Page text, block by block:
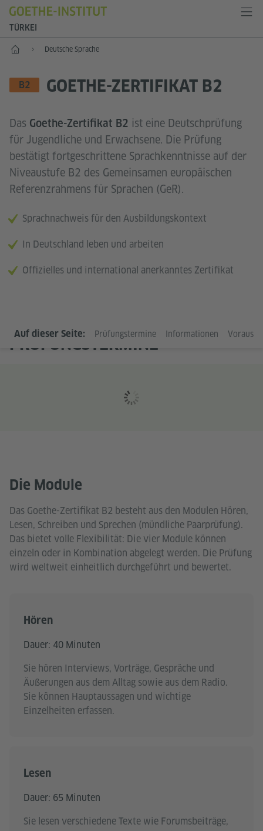
TÜRKEI
Start Deutsche Sprache
SPRACHNIVEAU
B2 GOETHE-ZERTIFIKAT B2
Das Goethe-Zertifikat B2 ist eine Deutschprüfung
für Jugendliche und Erwachsene. Die Prüfung
bestätigt fortgeschrittene Sprachkenntnisse auf der
Niveaustufe B2 des Gemeinsamen europäischen
Referenzrahmens für Sprachen (GeR).
Sprachnachweis für den Ausbildungskontext
In Deutschland leben und arbeiten
Offizielles und international anerkanntes Zertifikat
Auf dieser Seite: Prüfungstermine Informationen
PRÜFUNGSTERMINE
Die Module
Das Goethe-Zertifikat B2 besteht aus den Modulen Hören,
Lesen, Schreiben und Sprechen (mündliche Paarprüfung).
Das bietet volle Flexibilität: Die vier Module können
einzeln oder in Kombination abgelegt werden. Die Prüfung
wird weltweit einheitlich durchgeführt und bewertet.
Hören
Dauer: 40 Minuten
Sie hören Interviews, Vorträge, Gespräche und
Äußerungen aus dem Alltag sowie aus dem Radio.
Sie können Hauptaussagen und wichtige
Einzelheiten erfassen.
Lesen
Dauer: 65 Minuten
Sie lesen verschiedene Texte wie Forumsbeiträge,